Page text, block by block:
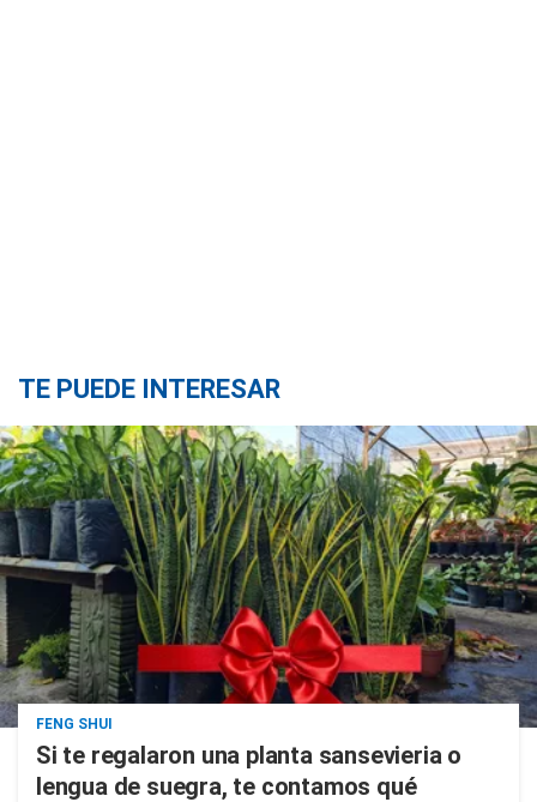
TE PUEDE INTERESAR
FENG SHUI
Si te regalaron una planta sansevieria o
lengua de suegra, te contamos qué